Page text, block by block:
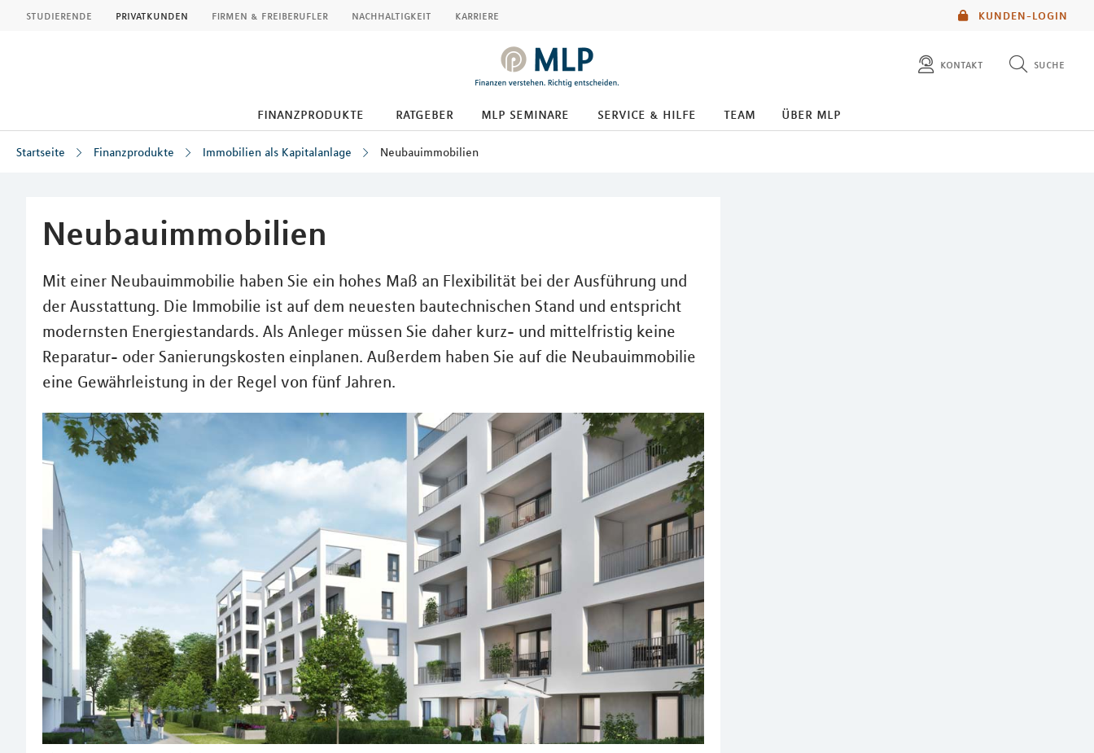
KUNDEN-LOGIN
studierende privatkunden firmen & freiberufler nachhaltigkeit karriere
kontakt suche
finanzprodukte ratgeber mlp seminare service & hilfe team über mlp
Startseite Finanzprodukte Immobilien als Kapitalanlage Neubauimmobilien
Neubauimmobilien
Mit einer Neubauimmobilie haben Sie ein hohes Maß an Flexibilität bei der Ausführung und
der Ausstattung. Die Immobilie ist auf dem neuesten bautechnischen Stand und entspricht
modernsten Energiestandards. Als Anleger müssen Sie daher kurz- und mittelfristig keine
Reparatur- oder Sanierungskosten einplanen. Außerdem haben Sie auf die Neubauimmobilie
eine Gewährleistung in der Regel von fünf Jahren.